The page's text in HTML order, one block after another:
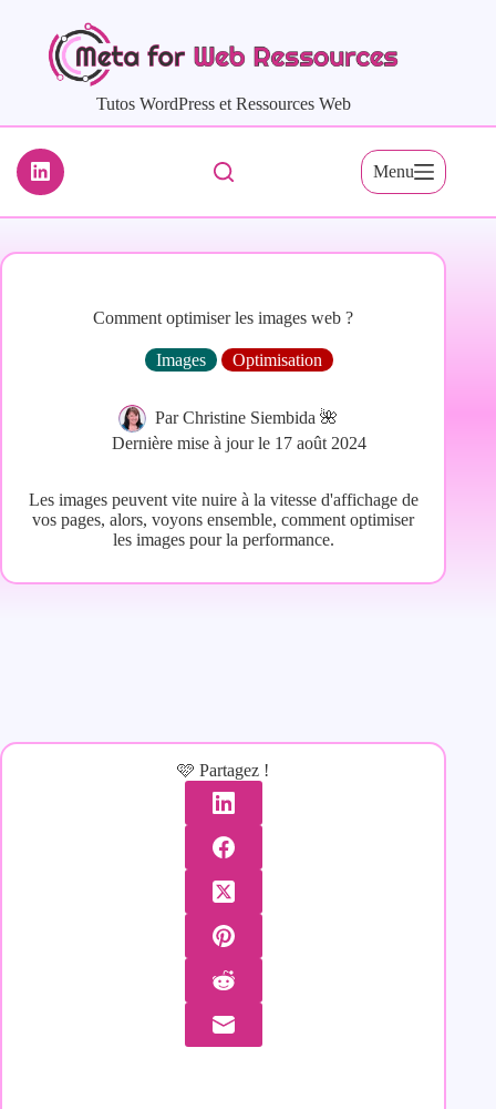
contenu
Tutos WordPress et Ressources Web
Menu
Comment optimiser les images web ?
Images Optimisation
Par Christine Siembida 🌺
Dernière mise à jour le 17 août 2024
Les images peuvent vite nuire à la vitesse d'affichage de
vos pages, alors, voyons ensemble, comment optimiser
les images pour la performance.
🩷 Partagez !